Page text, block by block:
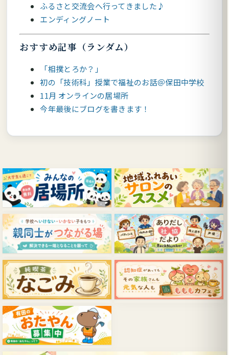
ふるさと交流会へ行ってきました♪
エンディングノート
おすすめ記事（ランダム）
「相撲とろか？」
初の「技術科」授業で福祉のお話＠保田中学校
11月 オンラインの居場所
今年最後にブログを書きます！